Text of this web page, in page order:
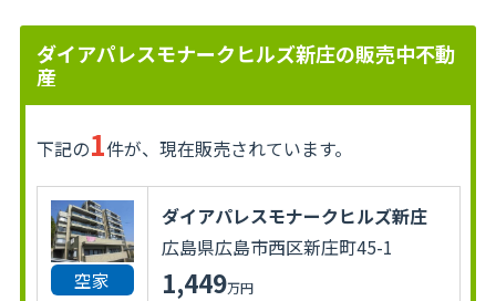
ダイアパレスモナークヒルズ新庄の販売中不動
産
下記の1件が、現在販売されています。
空家
ダイアパレスモナークヒルズ新庄
広島県広島市西区新庄町45-1
1,449万円